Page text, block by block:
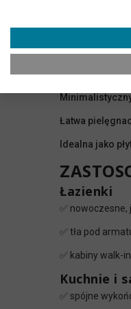
Powierzchnia:
Odporność na
Do
Łatwa
Idealna jako
Łazienki
✅
✅ tła pod
✅ kabiny walk-
Kuchnie i
✅ spójne